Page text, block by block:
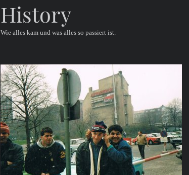
History
Wie alles kam und was alles so passiert ist.